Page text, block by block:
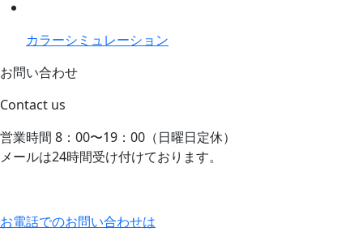
カラーシミュレーション
お問い合わせ
Contact us
営業時間 8：00〜19：00（日曜日定休）
メールは24時間受け付けております。
お電話でのお問い合わせは